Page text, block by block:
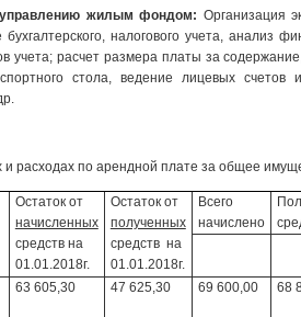
жилым фондом: Организация
налогового учета, анализ
учета; расчет размера платы за
стола, ведение лицевых
и расходах по арендной плате за общее
Остаток от
начисленных
средств на
01.01.2018г.
Остаток от
полученных
средств на
01.01.2018г.
Всего
начислено
63 605,30 47 625,30 69 600,00 68